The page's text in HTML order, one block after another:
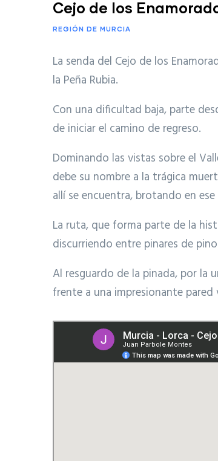
Cejo de los
REGIÓN DE MURCIA
La senda del Cejo de los
la Peña Rubia.
Con una dificultad baja, parte
de iniciar el camino de regreso.
Dominando las vistas sobre el
debe su nombre a la trágica
allí se encuentra, brotando en
La ruta, que forma parte de la
discurriendo entre pinares de
Al resguardo de la pinada, por la
frente a una impresionante pared